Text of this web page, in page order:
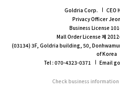
Goldria Corp.
CEO
Privacy Officer
Business License
Mall Order License 제
(03134) 3F, Goldria building, 50,
of Korea
Tel : 070-4323-0371
Email
Check business information